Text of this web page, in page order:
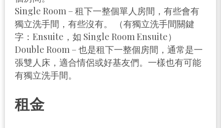
Single Room – 租下一整個單人房間，有些會有
獨立洗手間，有些沒有。 （有獨立洗手間關鍵
字：Ensuite，如 Single Room Ensuite）
Double Room – 也是租下一整個房間，通常是一
張雙人床，適合情侶或好基友們。一樣也有可能
有獨立洗手間。
租金